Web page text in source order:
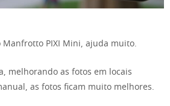
Manfrotto PIXI Mini, ajuda muito.
melhorando as fotos em locais
as fotos ficam muito melhores.